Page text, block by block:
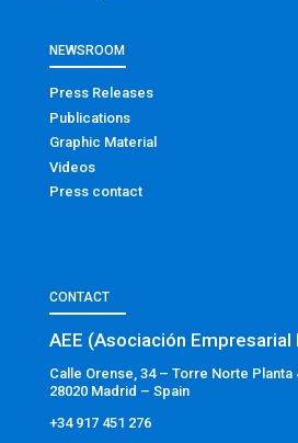
NEWSROOM
Press Releases
Publications
Graphic Material
Videos
Press contact
CONTACT
AEE (Asociación Empresarial
Calle Orense, 34 – Torre Norte Planta
28020 Madrid – Spain
+34 917 451 276